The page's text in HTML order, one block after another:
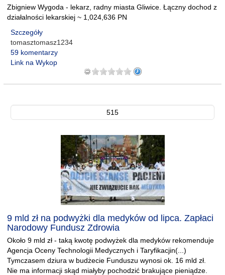
Zbigniew Wygoda - lekarz, radny miasta Gliwice. Łączny dochod z
działalności lekarskiej ~ 1,024,636 PN
Szczegóły
tomasztomasz1234
59 komentarzy
Link na Wykop
515
9 mld zł na podwyżki dla medyków od lipca. Zapłaci
Narodowy Fundusz Zdrowia
Około 9 mld zł - taką kwotę podwyżek dla medyków rekomenduje
Agencja Oceny Technologii Medycznych i Taryfikacjin(...)
Tymczasem dziura w budżecie Funduszu wynosi ok. 16 mld zł.
Nie ma informacji skąd miałyby pochodzić brakujące pieniądze.